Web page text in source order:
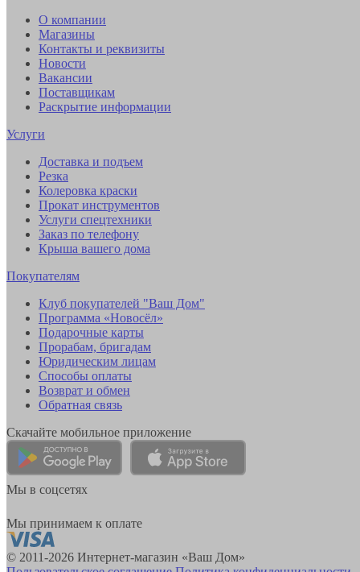
О компании
Магазины
Контакты и реквизиты
Новости
Вакансии
Поставщикам
Раскрытие информации
Услуги
Доставка и подъем
Резка
Колеровка краски
Прокат инструментов
Услуги спецтехники
Заказ по телефону
Крыша вашего дома
Покупателям
Клуб покупателей "Ваш Дом"
Программа «Новосёл»
Подарочные карты
Прорабам, бригадам
Юридическим лицам
Способы оплаты
Возврат и обмен
Обратная связь
Скачайте мобильное приложение
Мы в соцсетях
Мы принимаем к оплате
© 2011-2026 Интернет-магазин «Ваш Дом»